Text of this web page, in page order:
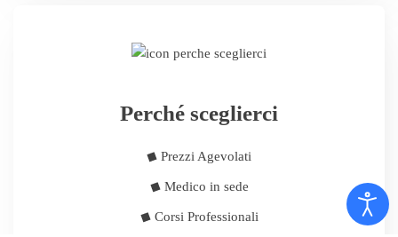
Perché sceglierci
Prezzi Agevolati
Medico in sede
Corsi Professionali